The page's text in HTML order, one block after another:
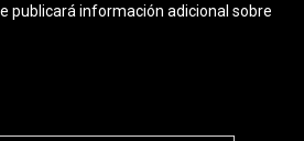
publicará información adicional sobre